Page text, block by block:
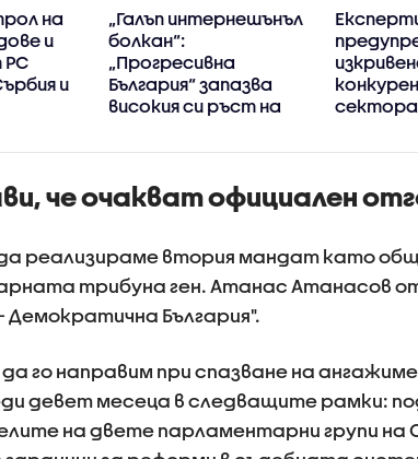
на
и
РС
и
„Галъп интернешънъл
болкан“:
„Прогресивна
България“ запазва
високия си ръст на
първите 100 дни
сектора
на
че очакват официален
реализираме втория мандат като общ
трибуна ген. Атанас Атанасов
България".
го направим при спазване на
девет месеца в следващите рамки:
на двете парламентарни групи на